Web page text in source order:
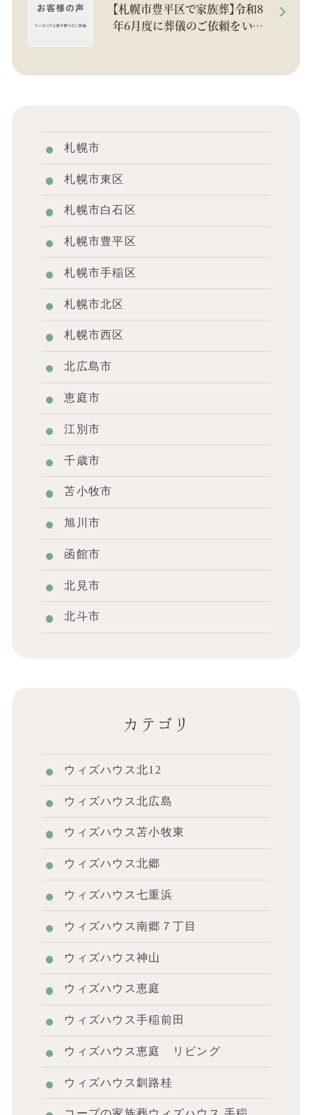
【札幌市豊平区で家族葬】令和8
年6月度に葬儀のご依頼をいた
札幌市
札幌市東区
札幌市白石区
札幌市豊平区
札幌市手稲区
札幌市北区
札幌市西区
北広島市
恵庭市
江別市
千歳市
苫小牧市
旭川市
函館市
北見市
北斗市
カテゴリ
ウィズハウス北12
ウィズハウス北広島
ウィズハウス苫小牧東
ウィズハウス北郷
ウィズハウス七重浜
ウィズハウス南郷７丁目
ウィズハウス神山
ウィズハウス恵庭
ウィズハウス手稲前田
ウィズハウス恵庭 リビング
ウィズハウス釧路桂